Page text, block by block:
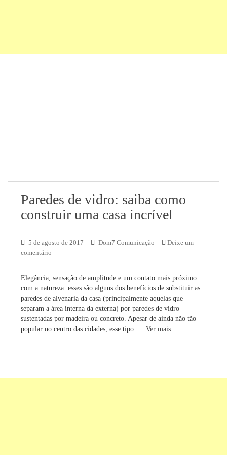
Paredes de vidro: saiba como
construir uma casa incrível
5 de agosto de 2017 Dom7 Comunicação
Deixe um
comentário
Elegância, sensação de amplitude e um contato mais próximo
com a natureza: esses são alguns dos benefícios de substituir as
paredes de alvenaria da casa (principalmente aquelas que
separam a área interna da externa) por paredes de vidro
sustentadas por madeira ou concreto. Apesar de ainda não tão
popular no centro das cidades, esse tipo... Ver mais